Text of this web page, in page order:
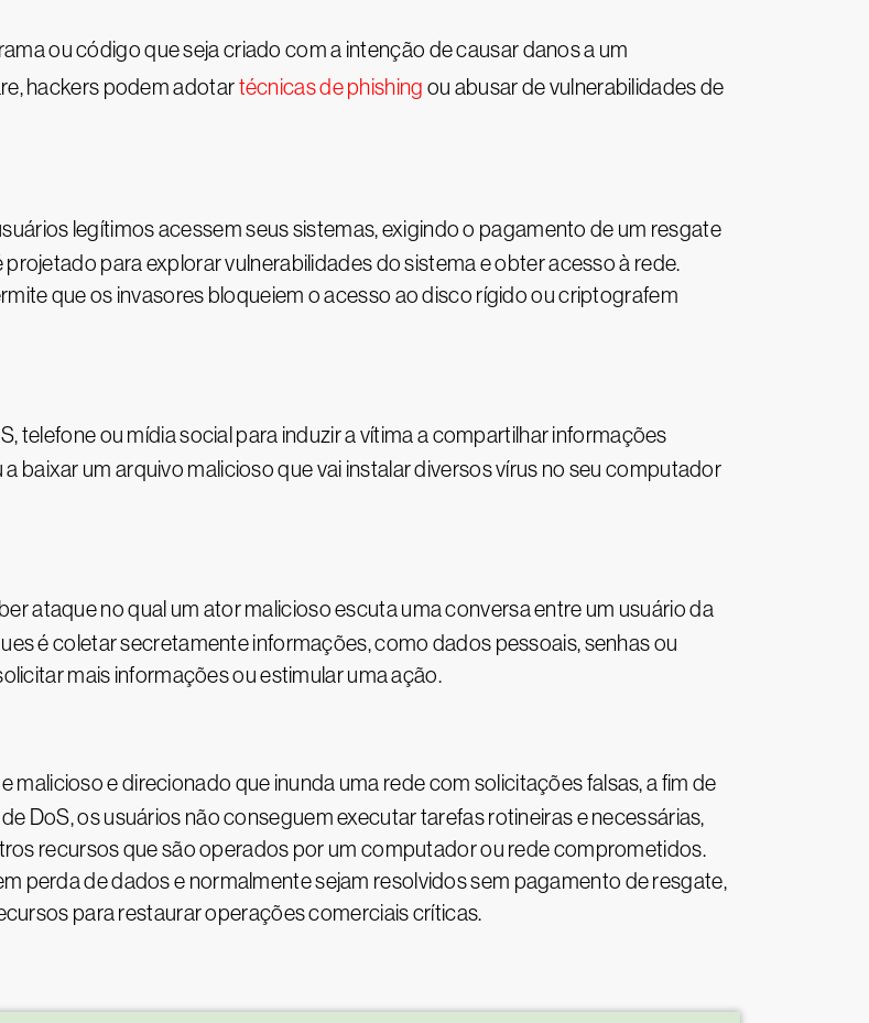
ou código que seja criado com a intenção de causar danos a um
hackers podem adotartécnicas de phishing ou abusar de vulnerabilidades de
legítimos acessem seus sistemas, exigindo o pagamento de um resgate
para explorar vulnerabilidades do sistema e obter acesso à rede.
que os invasores bloqueiem o acesso ao disco rígido ou criptografem
telefone ou mídia social para induzir a vítima a compartilhar informações
um arquivo malicioso que vai instalar diversos vírus no seu computador
ataque no qual um ator malicioso escuta uma conversa entre um usuário da
é coletar secretamente informações, como dados pessoais, senhas ou
mais informações ou estimular uma ação.
malicioso e direcionado que inunda uma rede com solicitações falsas, a fim de
DoS, os usuários não conseguem executar tarefas rotineiras e necessárias,
recursos que são operados por um computador ou rede comprometidos.
perda de dados e normalmente sejam resolvidos sem pagamento de resgate,
para restaurar operações comerciais críticas.